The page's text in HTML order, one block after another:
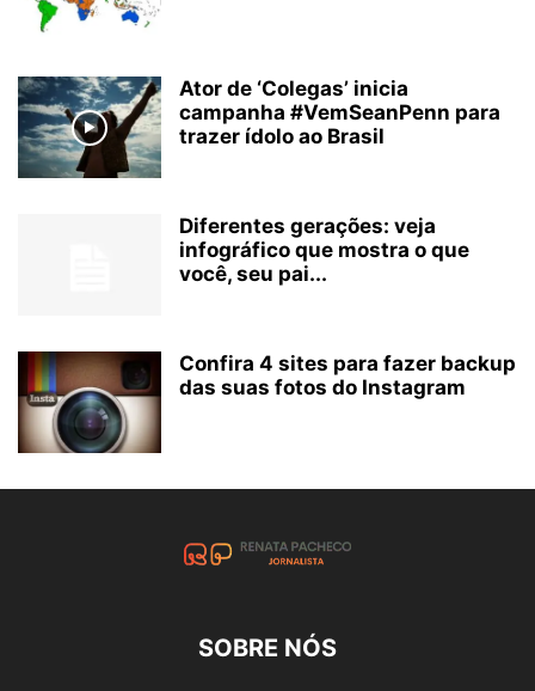
Ator de ‘Colegas’ inicia
campanha #VemSeanPenn para
trazer ídolo ao Brasil
Diferentes gerações: veja
infográfico que mostra o que
você, seu pai...
Confira 4 sites para fazer backup
das suas fotos do Instagram
SOBRE NÓS